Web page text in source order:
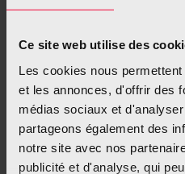
Ce site web utilise des
Les cookies nous
et les annonces, d'offrir des
médias sociaux et
partageons également des
notre site avec nos
publicité et d'analyse, qui
Mittelohrentzündungen.
Ein erhöhtes Risiko für
Ein erhöhtes Risiko für
Lungenentzündungen
Gemeinsam für eine